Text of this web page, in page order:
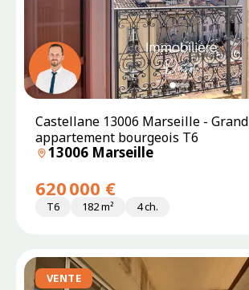
SOUS
OFFRE
Castellane 13006 Marseille - Grand
appartement bourgeois T6
13006 Marseille
620 000 €
T6 182 m² 4 ch.
VENTE